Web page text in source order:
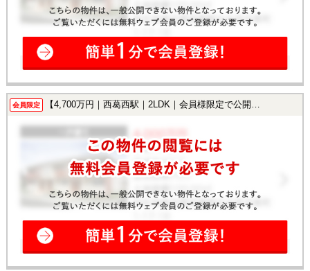
会員限定 【4,700万円｜西葛西駅｜2LDK｜会員様限定で公開中！】